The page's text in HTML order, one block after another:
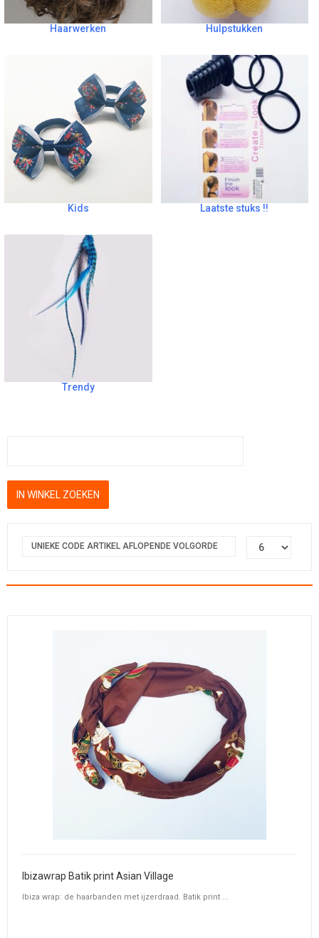
Haarwerken Hulpstukken
Kids Laatste stuks !!
Trendy
UNIEKE CODE ARTIKEL AFLOPENDE VOLGORDE
Ibizawrap Batik print Asian Village
Ibiza wrap: de haarbanden met ijzerdraad. Batik print ...